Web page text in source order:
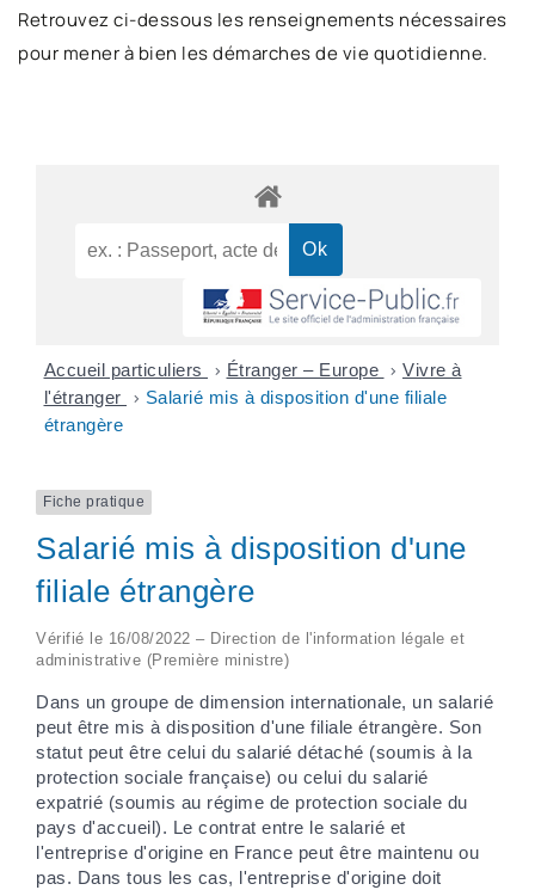
Retrouvez ci-dessous les renseignements nécessaires
pour mener à bien les démarches de vie quotidienne.
Accueil particuliers > Étranger – Europe > Vivre à
l'étranger
> Salarié mis à disposition d'une filiale
étrangère
Fiche pratique
Salarié mis à disposition d'une
filiale étrangère
Vérifié le 16/08/2022 – Direction de l'information légale et
administrative (Première ministre)
Dans un groupe de dimension internationale, un salarié
peut être mis à disposition d'une filiale étrangère. Son
statut peut être celui du salarié détaché (soumis à la
protection sociale française) ou celui du salarié
expatrié (soumis au régime de protection sociale du
pays d'accueil). Le contrat entre le salarié et
l'entreprise d'origine en France peut être maintenu ou
pas. Dans tous les cas, l'entreprise d'origine doit